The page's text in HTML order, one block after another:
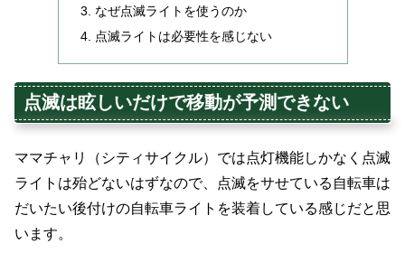
なぜ点滅ライトを使うのか
点滅ライトは必要性を感じない
点滅は眩しいだけで移動が予測できない
ママチャリ（シティサイクル）では点灯機能しかなく点滅
ライトは殆どないはずなので、点滅をサせている自転車は
だいたい後付けの自転車ライトを装着している感じだと思
います。